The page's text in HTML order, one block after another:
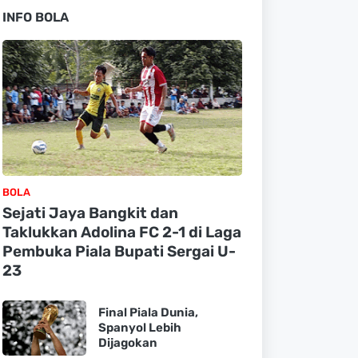
INFO BOLA
BOLA
Sejati Jaya Bangkit dan
Taklukkan Adolina FC 2-1 di Laga
Pembuka Piala Bupati Sergai U-
23
Final Piala Dunia,
Spanyol Lebih
Dijagokan